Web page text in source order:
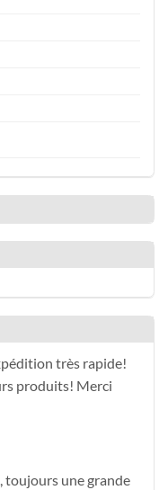
très rapide!
produits! Merci
toujours une grande